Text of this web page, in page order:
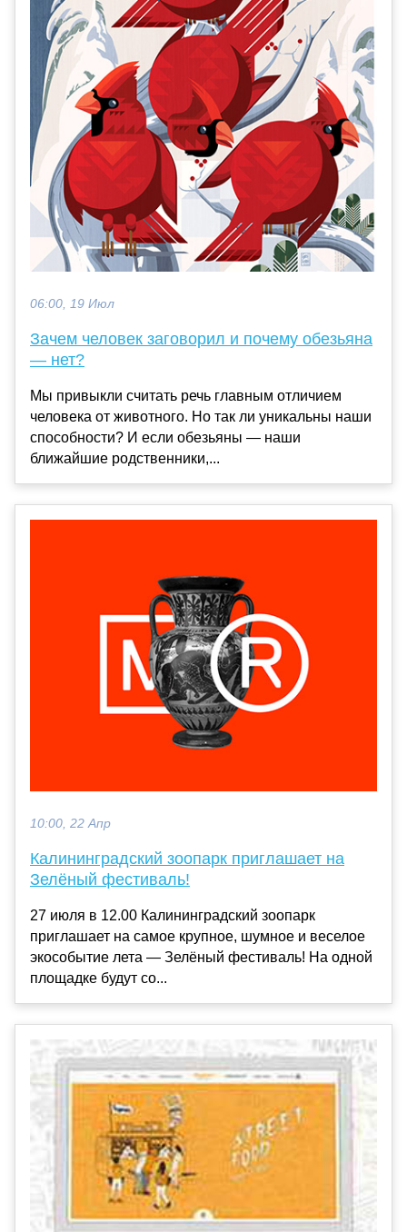
06:00, 19 Июл
Зачем человек заговорил и почему обезьяна
— нет?
Мы привыкли считать речь главным отличием
человека от животного. Но так ли уникальны наши
способности? И если обезьяны — наши
ближайшие родственники,...
10:00, 22 Апр
Калининградский зоопарк приглашает на
Зелёный фестиваль!
27 июля в 12.00 Калининградский зоопарк
приглашает на самое крупное, шумное и веселое
экособытие лета — Зелёный фестиваль! На одной
площадке будут со...